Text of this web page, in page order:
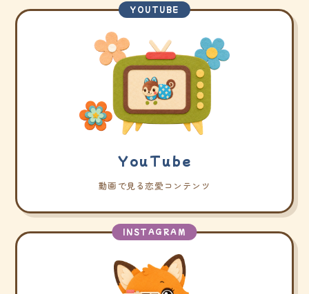
YOUTUBE
YouTube
動画で見る恋愛コンテンツ
INSTAGRAM